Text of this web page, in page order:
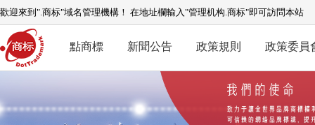
歡迎來到".商标"域名管理機構！ 在地址欄輸入"管理机构.商标"即可訪問本站
點商標 新聞公告 政策規則 政策委員